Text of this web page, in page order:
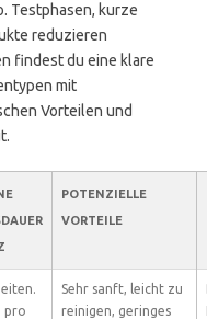
Testphasen, kurze
reduzieren
findest du eine klare
mit
Vorteilen und
POTENZIELLE
VORTEILE
pro
Sehr sanft, leicht zu
reinigen, geringes